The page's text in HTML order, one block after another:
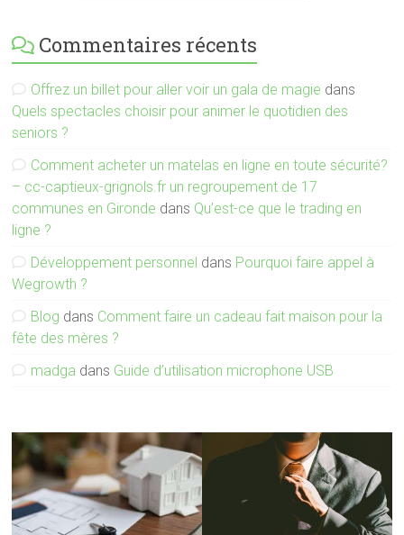
Commentaires récents
Offrez un billet pour aller voir un gala de magie dans
Quels spectacles choisir pour animer le quotidien des
seniors ?
Comment acheter un matelas en ligne en toute sécurité?
– cc-captieux-grignols.fr un regroupement de 17
communes en Gironde dans Qu’est-ce que le trading en
ligne ?
Développement personnel dans Pourquoi faire appel à
Wegrowth ?
Blog dans Comment faire un cadeau fait maison pour la
fête des mères ?
madga dans Guide d’utilisation microphone USB